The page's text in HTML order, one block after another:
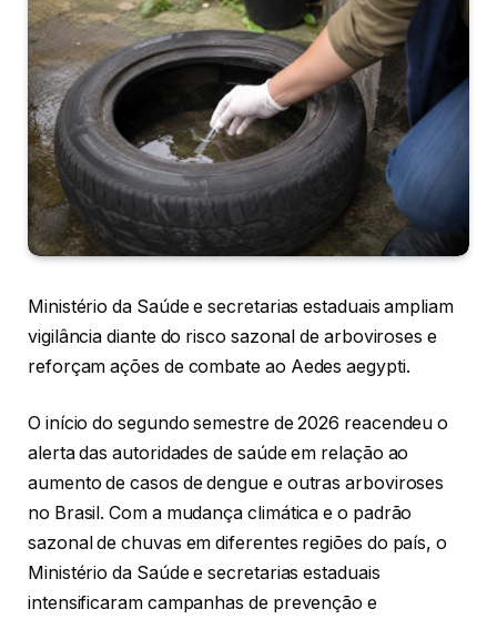
Ministério da Saúde e secretarias estaduais ampliam
vigilância diante do risco sazonal de arboviroses e
reforçam ações de combate ao Aedes aegypti.
O início do segundo semestre de 2026 reacendeu o
alerta das autoridades de saúde em relação ao
aumento de casos de dengue e outras arboviroses
no Brasil. Com a mudança climática e o padrão
sazonal de chuvas em diferentes regiões do país, o
Ministério da Saúde e secretarias estaduais
intensificaram campanhas de prevenção e